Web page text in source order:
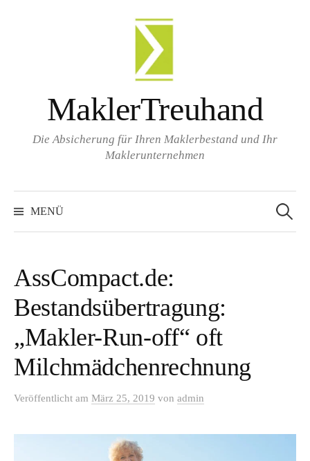
MaklerTreuhand
Die Absicherung für Ihren Maklerbestand und Ihr
Maklerunternehmen
MENÜ
nach:
AssCompact.de:
Bestandsübertragung:
„Makler-Run-off“ oft
Milchmädchenrechnung
Veröffentlicht am März 25, 2019 von admin